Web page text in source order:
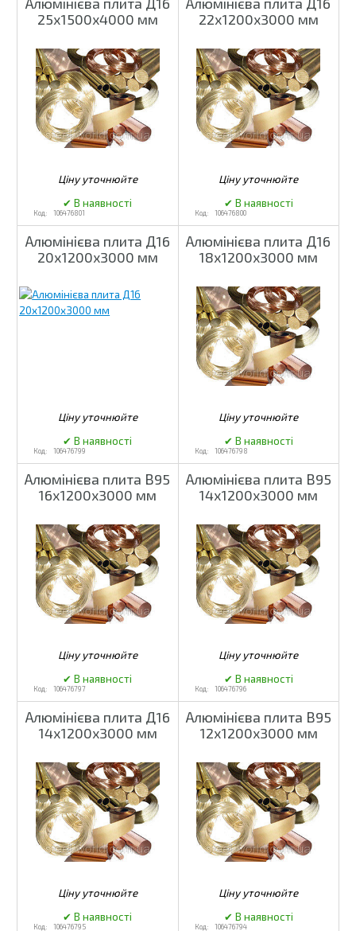
25х1500х4000 мм
106476801
22х1200х3000 мм
106476800
Алюмінієва плита Д16
20х1200х3000 мм
106476799
Алюмінієва плита Д16
18х1200х3000 мм
106476798
Алюмінієва плита В95
16х1200х3000 мм
106476797
Алюмінієва плита В95
14х1200х3000 мм
106476796
Алюмінієва плита Д16
14х1200х3000 мм
106476795
Алюмінієва плита В95
12х1200х3000 мм
106476794